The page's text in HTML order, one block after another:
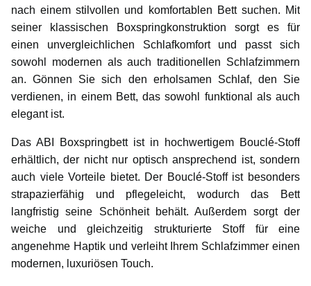
nach einem stilvollen und komfortablen Bett suchen. Mit
seiner klassischen Boxspringkonstruktion sorgt es für
einen unvergleichlichen Schlafkomfort und passt sich
sowohl modernen als auch traditionellen Schlafzimmern
an. Gönnen Sie sich den erholsamen Schlaf, den Sie
verdienen, in einem Bett, das sowohl funktional als auch
elegant ist.
Das ABI Boxspringbett ist in hochwertigem Bouclé-Stoff
erhältlich, der nicht nur optisch ansprechend ist, sondern
auch viele Vorteile bietet. Der Bouclé-Stoff ist besonders
strapazierfähig und pflegeleicht, wodurch das Bett
langfristig seine Schönheit behält. Außerdem sorgt der
weiche und gleichzeitig strukturierte Stoff für eine
angenehme Haptik und verleiht Ihrem Schlafzimmer einen
modernen, luxuriösen Touch.